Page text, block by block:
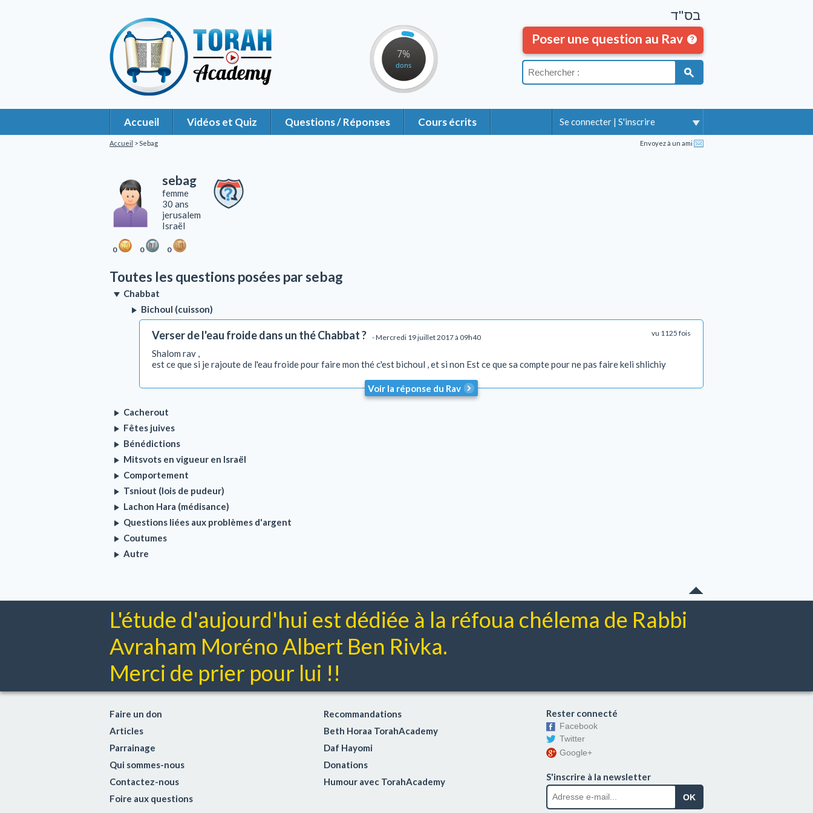
7%
dons
Se connecter | S'inscrire
בס"ד
Poser une question au Rav
Accueil Vidéos et Quiz Questions / Réponses Cours écrits
Accueil > Sebag Envoyez à un ami
sebag
femme
30 ans
jerusalem
Israël
0 0 0
Toutes les questions posées par sebag
Chabbat
Bichoul (cuisson)
Verser de l'eau froide dans un thé Chabbat ? - Mercredi 19 juillet 2017 à 09h40 vu 1125 fois
Shalom rav ,
est ce que si je rajoute de l'eau froide pour faire mon thé c'est bichoul , et si non Est ce que sa compte pour ne pas faire keli shlichiy
Voir la réponse du Rav
Cacherout
Fêtes juives
Bénédictions
Mitsvots en vigueur en Israël
Comportement
Tsniout (lois de pudeur)
Lachon Hara (médisance)
Questions liées aux problèmes d'argent
Coutumes
Autre
L'étude d'aujourd'hui est dédiée à la réfoua chélema de Rabbi
Avraham Moréno Albert Ben Rivka.
Merci de prier pour lui !!
Faire un don
Articles
Parrainage
Qui sommes-nous
Contactez-nous
Foire aux questions
Recommandations
Beth Horaa TorahAcademy
Daf Hayomi
Donations
Humour avec TorahAcademy
Rester connecté
Facebook
Twitter
Google+
S'inscrire à la newsletter